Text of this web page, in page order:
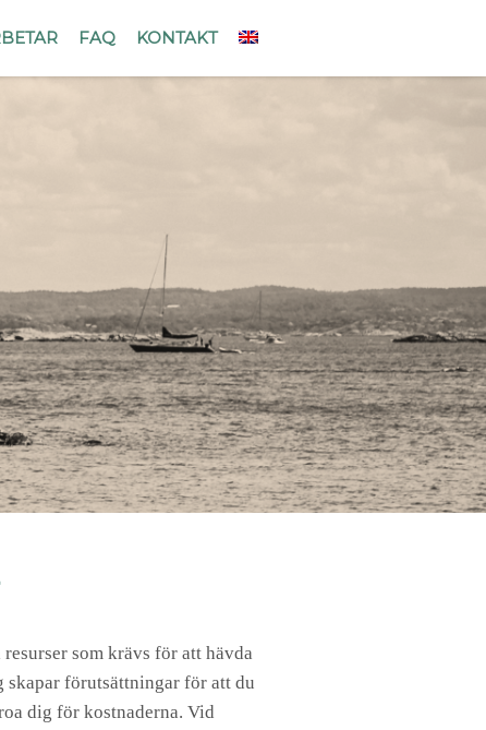
FAQ KONTAKT
som krävs för att hävda
förutsättningar för att du
dig för kostnaderna. Vid